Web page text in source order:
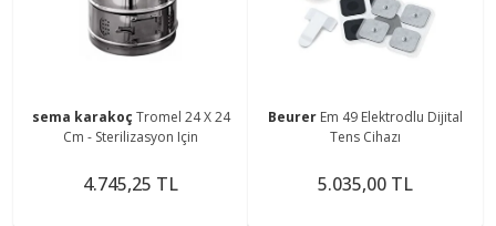
sema karakoç Tromel 24 X 24
Cm - Sterilizasyon Için
4.745,25 TL
Beurer Em 49 Elektrodlu Dijital
Tens Cihazı
5.035,00 TL